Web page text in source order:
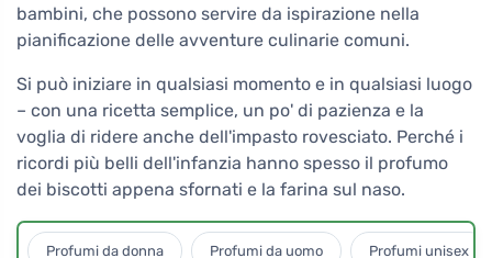
bambini, che possono servire da ispirazione nella
pianificazione delle avventure culinarie comuni.
Si può iniziare in qualsiasi momento e in qualsiasi luogo
– con una ricetta semplice, un po' di pazienza e la
voglia di ridere anche dell'impasto rovesciato. Perché i
ricordi più belli dell'infanzia hanno spesso il profumo
dei biscotti appena sfornati e la farina sul naso.
Profumi da donna Profumi da uomo Profumi unisex